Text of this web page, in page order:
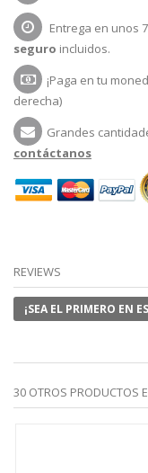
Entrega en unos
seguro incluidos.
¡Paga en tu
derecha)
Grandes
contáctanos
REVIEWS
¡SEA EL PRIMERO EN
30 OTROS PRODUCTOS